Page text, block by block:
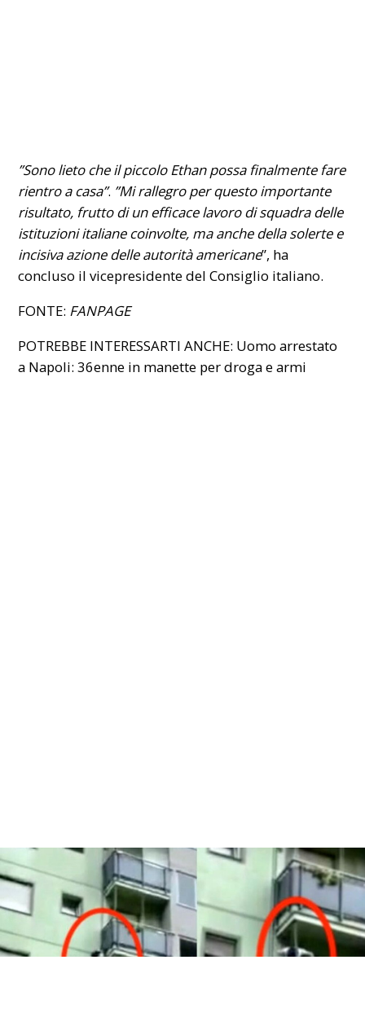
”Sono lieto che il piccolo Ethan possa finalmente fare
rientro a casa”. ”Mi rallegro per questo importante
risultato, frutto di un efficace lavoro di squadra delle
istituzioni italiane coinvolte, ma anche della solerte e
incisiva azione delle autorità americane”, ha
concluso il vicepresidente del Consiglio italiano.
FONTE: FANPAGE
POTREBBE INTERESSARTI ANCHE: Uomo arrestato
a Napoli: 36enne in manette per droga e armi